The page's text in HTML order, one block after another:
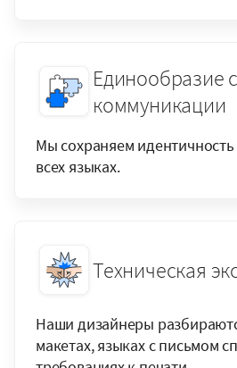
Единообразие
коммуникации
Мы сохраняем
всех языках.
Техническая
Наши дизайнеры
макетах, языках с письмом